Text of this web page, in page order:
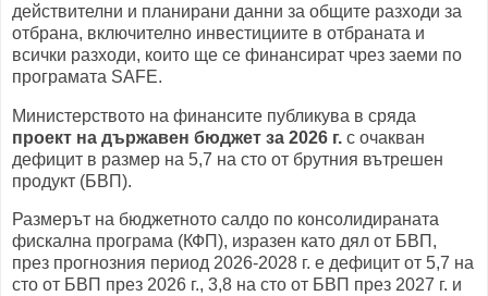
действителни и планирани данни за общите разходи за
отбрана, включително инвестициите в отбраната и
всички разходи, които ще се финансират чрез заеми по
програмата SAFE.
Министерството на финансите публикува в сряда
проект на държавен бюджет за 2026 г. с очакван
дефицит в размер на 5,7 на сто от брутния вътрешен
продукт (БВП).
Размерът на бюджетното салдо по консолидираната
фискална програма (КФП), изразен като дял от БВП,
през прогнозния период 2026-2028 г. е дефицит от 5,7 на
сто от БВП през 2026 г., 3,8 на сто от БВП през 2027 г. и